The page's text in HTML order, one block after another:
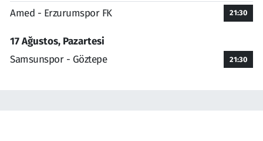
Amed - Erzurumspor FK 21:30
17 Ağustos, Pazartesi
Samsunspor - Göztepe
21:30